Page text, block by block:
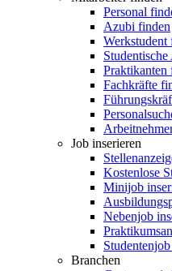
Personal
Azubi finden
Werkstudent
Praktikanten
Fachkräfte
Job inserieren
Kostenlose
Minijob
Nebenjob
Branchen